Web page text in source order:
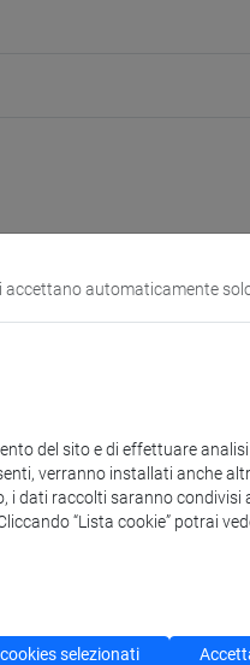
automaticamente
del sito e di effettuare
verranno installati anche
i dati raccolti saranno condivisi
“Lista cookie” potrai
selezionati